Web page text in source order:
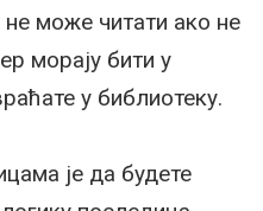
може читати ако не
морају бити у
у библиотеку.
је да будете